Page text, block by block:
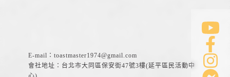
E-mail： toastmaster1974@gmail.com
會社地址：台北市大同區保安街47號3樓(延平區民活動中